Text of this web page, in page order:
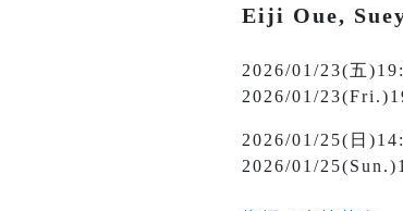
Eiji Oue,
2026/01/23(五
2026/01/
2026/01/25(日
2026/01/